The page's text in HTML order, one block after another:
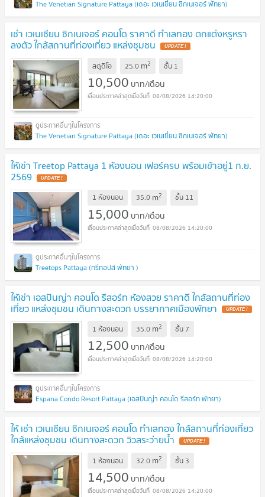
The Venetian Signature Pattaya (เดอะ เวเนเชี่ยน ซิกเนเจอร์ พัทยา)
เช่า เวเนเชียน ซิกเนเจอร์ คอนโด ราคาดี ทำเลทอง ตกแต่งหรูหรา
ลงตัว ใกล้สถานที่ท่องเที่ยว แหล่งชุมชน
สตูดิโอ 25.0 m2 ชั้น 1
10,500 บาท/เดือน
08/08/2026 14:20:00
The Venetian Signature Pattaya (เดอะ เวเนเชี่ยน ซิกเนเจอร์ พัทยา)
ให้เช่า Treetop Pattaya 1 ห้องนอน เฟอร์ครบ พร้อมเข้าอยู่1 ก.ย.
2569
1 ห้องนอน 35.0 m2 ชั้น 11
15,000 บาท/เดือน
08/08/2026 14:20:00
Treetops Pattaya (ทรีทอปส์ พัทยา )
ให้เช่า เอสปันญ่า คอนโด รีสอร์ท ห้องสวย ราคาดี ใกล้สถานที่ท่อง
เที่ยว แหล่งชุมชน เดินทางสะดวก บรรยากาศเมืองพัทยา
1 ห้องนอน 35.0 m2 ชั้น 7
12,500 บาท/เดือน
08/08/2026 14:20:00
Espana Condo Resort Pattaya (เอสปันญ่า คอนโด รีสอร์ท พัทยา)
ให้ เช่า เวเนเชียน ซิกเนเจอร์ คอนโด ทำเลทอง ใกล้สถานที่ท่องเที่ยว
ใกล้แหล่งชุมชน เดินทางสะดวก วิวสระว่ายน้ำ
1 ห้องนอน 32.0 m2 ชั้น 3
14,500 บาท/เดือน
08/08/2026 14:20:00